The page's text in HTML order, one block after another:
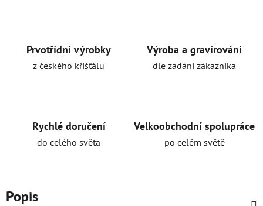
Prvotřídní výrobky
z českého křišťálu
Výroba a gravírování
dle zadání zákazníka
Rychlé doručení
do celého světa
Velkoobchodní spolupráce
po celém světě
Popis